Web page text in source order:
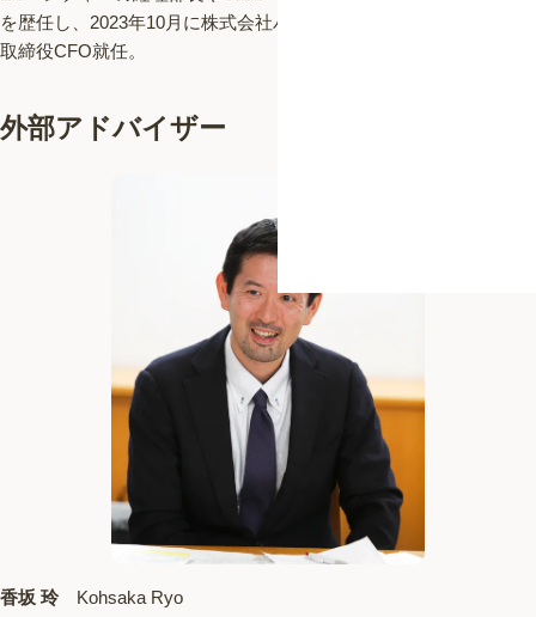
を歴任し、2023年10月に株式会社バイオームに入社。2024年4月に
取締役CFO就任。
外部アドバイザー
香坂 玲Kohsaka Ryo